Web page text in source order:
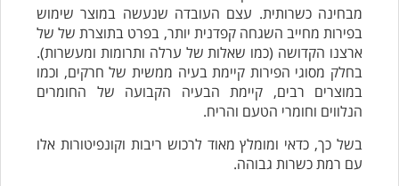
מבחינה כשרותית. עצם העובדה שנעשה במוצר שימוש
בפירות מחייב השגחה קפדנית יותר, בפרט בתוצרת של של
ארצנו הקדושה (כמו שאלות של ערלה ותרומות ומעשרות).
בחלק מסוגי הפירות קיימת בעיה ממשית של חרקים, וכמו
במוצרים רבים, קיימת הבעיה הקבועה של החומרים
הנלווים וחומרי הטעם והריח.
בשל כך, כדאי ומומלץ מאוד לרכוש ריבות וקונפיטורות אלו
עם רמת כשרות גבוהה.